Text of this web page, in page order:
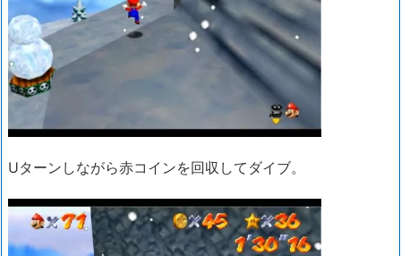
Uターンしながら赤コインを回収してダイブ。